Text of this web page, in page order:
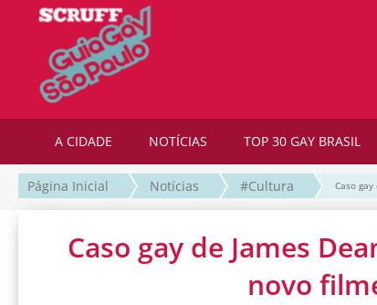
A CIDADE NOTÍCIAS TOP 30 GAY BRASIL
Página Inicial Notícias #Cultura Caso
Caso gay de James
novo